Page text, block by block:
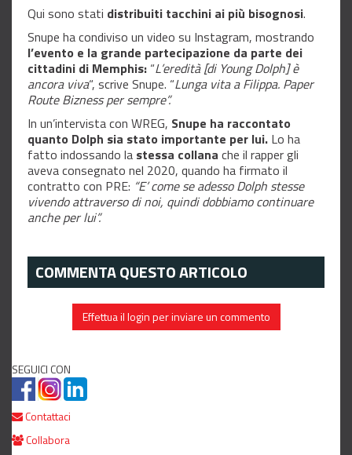
Qui sono stati distribuiti tacchini ai più bisognosi.
Snupe ha condiviso un video su Instagram, mostrando
l’evento e la grande partecipazione da parte dei
cittadini di Memphis: “L’eredità [di Young Dolph] è
ancora viva“, scrive Snupe. “Lunga vita a Filippa. Paper
Route Bizness per sempre”.
In un’intervista con WREG, Snupe ha raccontato
quanto Dolph sia stato importante per lui. Lo ha
fatto indossando la stessa collana che il rapper gli
aveva consegnato nel 2020, quando ha firmato il
contratto con PRE: “E’ come se adesso Dolph stesse
vivendo attraverso di noi, quindi dobbiamo continuare
anche per lui”.
COMMENTA QUESTO ARTICOLO
Effettua il login per inviare un commento
SEGUICI CON
Contattaci
Collabora